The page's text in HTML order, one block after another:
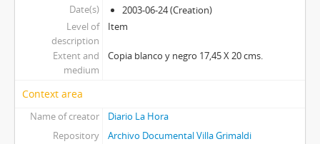
Date(s)
2003-06-24 (Creation)
Level of
description
Item
Extent and
medium
Copia blanco y negro 17,45 X 20 cms.
Context area
Name of creator
Diario La Hora
Repository
Archivo Documental Villa Grimaldi